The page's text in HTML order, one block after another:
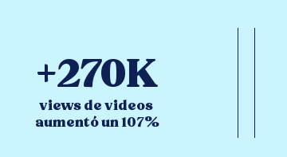
+270K
views de videos
aumentó un 107%